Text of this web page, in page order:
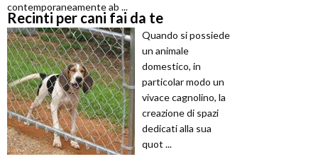
contemporaneamente ab ...
Recinti per cani fai da te
Quando si possiede
un animale
domestico, in
particolar modo un
vivace cagnolino, la
creazione di spazi
dedicati alla sua
quot ...